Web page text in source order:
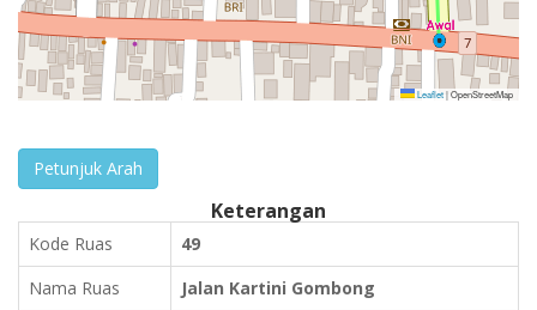
Leaflet|OpenStreetMap
Petunjuk Arah
Keterangan
Kode Ruas
49
Nama Ruas
Jalan Kartini Gombong